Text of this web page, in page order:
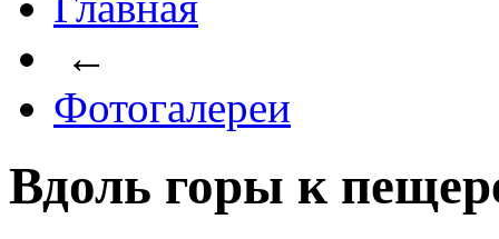
←
Фотогалереи
Вдоль горы к